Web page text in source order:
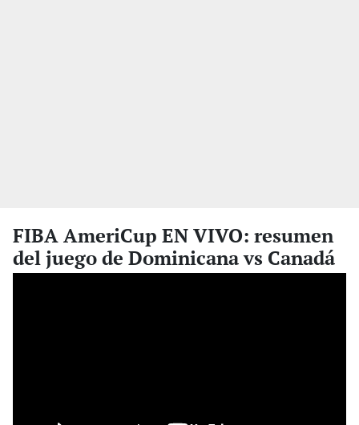
FIBA AmeriCup EN VIVO: resumen
del juego de Dominicana vs Canadá